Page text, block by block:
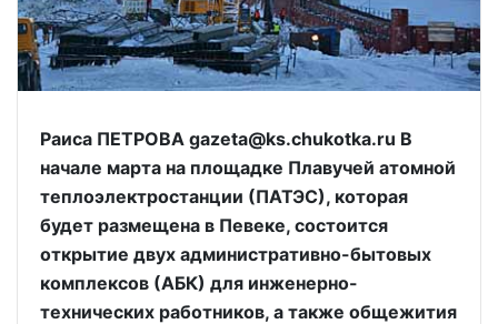
Раиса ПЕТРОВА gazeta@ks.chukotka.ru В
начале марта на площадке Плавучей атомной
теплоэлектростанции (ПАТЭС), которая
будет размещена в Певеке, состоится
открытие двух административно-бытовых
комплексов (АБК) для инженерно-
технических работников, а также общежития